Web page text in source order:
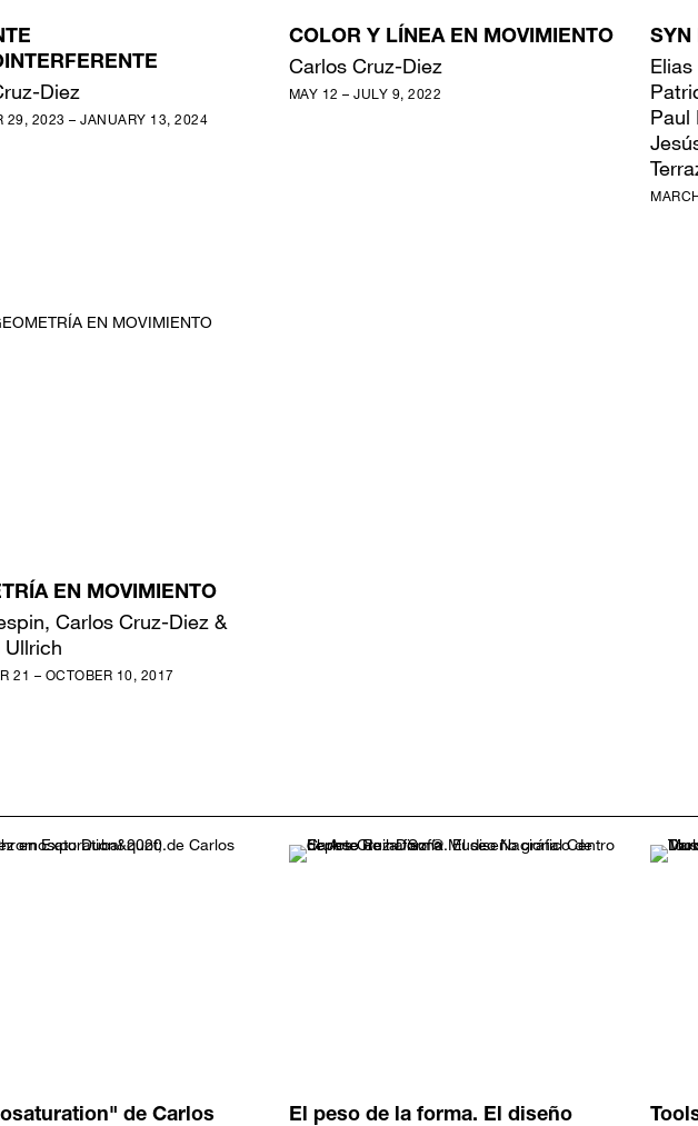
Diez
29, 2023 – JANUARY 13, 2024
COLOR Y LÍNEA EN MOVIMIENTO
Carlos Cruz-Diez
MAY 12 – JULY 9, 2022
SYN
Paul
EN MOVIMIENTO
Carlos Cruz-Diez &
Ullrich
21 – OCTOBER 10, 2017
de Carlos El peso de la forma. El diseño